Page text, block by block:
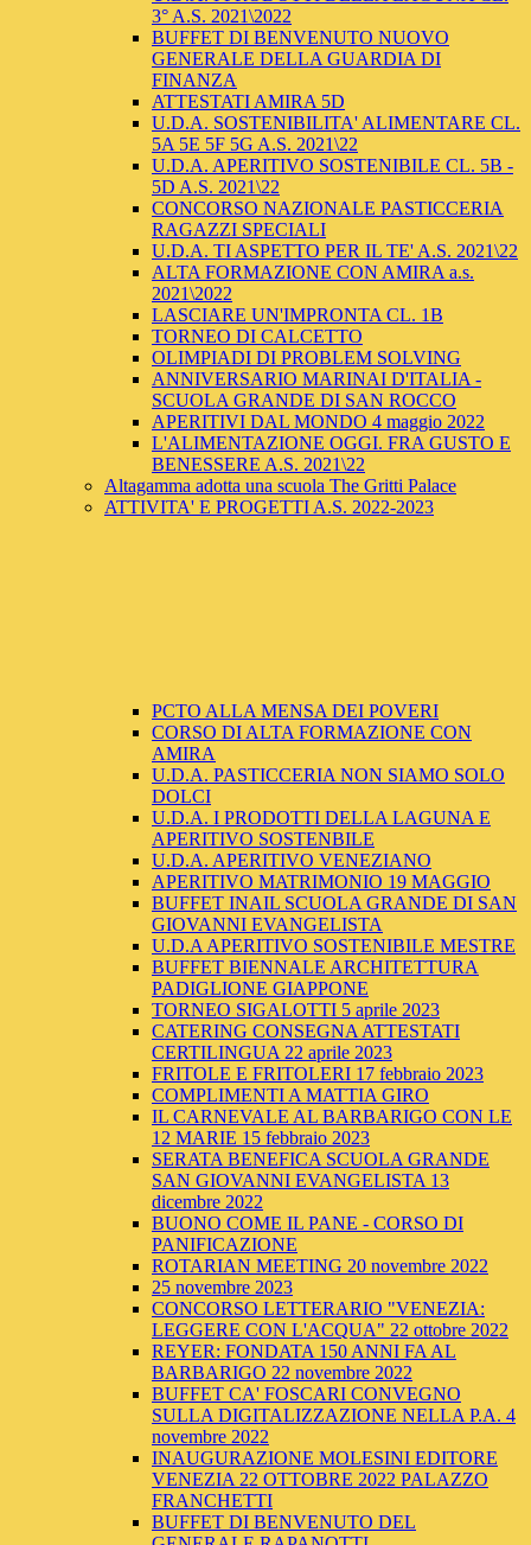
3° A.S. 2021\2022
BUFFET DI BENVENUTO NUOVO
GENERALE DELLA GUARDIA DI
FINANZA
ATTESTATI AMIRA 5D
U.D.A. SOSTENIBILITA' ALIMENTARE CL.
5A 5E 5F 5G A.S. 2021\22
U.D.A. APERITIVO SOSTENIBILE CL. 5B -
5D A.S. 2021\22
CONCORSO NAZIONALE PASTICCERIA
RAGAZZI SPECIALI
U.D.A. TI ASPETTO PER IL TE' A.S. 2021\22
ALTA FORMAZIONE CON AMIRA a.s.
2021\2022
LASCIARE UN'IMPRONTA CL. 1B
TORNEO DI CALCETTO
OLIMPIADI DI PROBLEM SOLVING
ANNIVERSARIO MARINAI D'ITALIA -
SCUOLA GRANDE DI SAN ROCCO
APERITIVI DAL MONDO 4 maggio 2022
L'ALIMENTAZIONE OGGI. FRA GUSTO E
BENESSERE A.S. 2021\22
Altagamma adotta una scuola The Gritti Palace
ATTIVITA' E PROGETTI A.S. 2022-2023
PCTO ALLA MENSA DEI POVERI
CORSO DI ALTA FORMAZIONE CON
AMIRA
U.D.A. PASTICCERIA NON SIAMO SOLO
DOLCI
U.D.A. I PRODOTTI DELLA LAGUNA E
APERITIVO SOSTENBILE
U.D.A. APERITIVO VENEZIANO
APERITIVO MATRIMONIO 19 MAGGIO
BUFFET INAIL SCUOLA GRANDE DI SAN
GIOVANNI EVANGELISTA
U.D.A APERITIVO SOSTENIBILE MESTRE
BUFFET BIENNALE ARCHITETTURA
PADIGLIONE GIAPPONE
TORNEO SIGALOTTI 5 aprile 2023
CATERING CONSEGNA ATTESTATI
CERTILINGUA 22 aprile 2023
FRITOLE E FRITOLERI 17 febbraio 2023
COMPLIMENTI A MATTIA GIRO
IL CARNEVALE AL BARBARIGO CON LE
12 MARIE 15 febbraio 2023
SERATA BENEFICA SCUOLA GRANDE
SAN GIOVANNI EVANGELISTA 13
dicembre 2022
BUONO COME IL PANE - CORSO DI
PANIFICAZIONE
ROTARIAN MEETING 20 novembre 2022
25 novembre 2023
CONCORSO LETTERARIO "VENEZIA:
LEGGERE CON L'ACQUA" 22 ottobre 2022
REYER: FONDATA 150 ANNI FA AL
BARBARIGO 22 novembre 2022
BUFFET CA' FOSCARI CONVEGNO
SULLA DIGITALIZZAZIONE NELLA P.A. 4
novembre 2022
INAUGURAZIONE MOLESINI EDITORE
VENEZIA 22 OTTOBRE 2022 PALAZZO
FRANCHETTI
BUFFET DI BENVENUTO DEL